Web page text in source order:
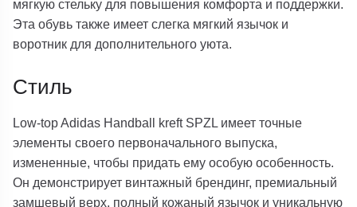
мягкую стельку для повышения комфорта и поддержки.
Эта обувь также имеет слегка мягкий язычок и
воротник для дополнительного уюта.
Стиль
Low-top Adidas Handball kreft SPZL имеет точные
элементы своего первоначального выпуска,
измененные, чтобы придать ему особую особенность.
Он демонстрирует винтажный брендинг, премиальный
замшевый верх, полный кожаный язычок и уникальную